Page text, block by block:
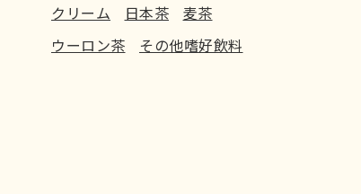
クリーム
日本茶
麦茶
ウーロン茶
その他嗜好飲料